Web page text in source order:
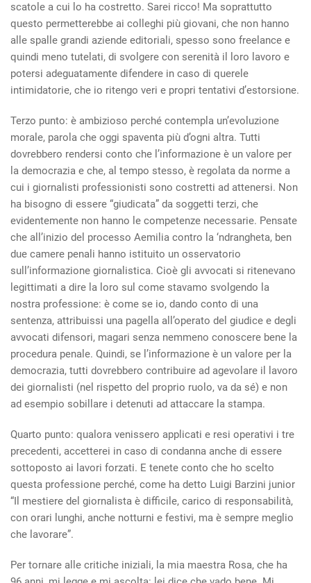
scatole a cui lo ha costretto. Sarei ricco! Ma soprattutto
questo permetterebbe ai colleghi più giovani, che non hanno
alle spalle grandi aziende editoriali, spesso sono freelance e
quindi meno tutelati, di svolgere con serenità il loro lavoro e
potersi adeguatamente difendere in caso di querele
intimidatorie, che io ritengo veri e propri tentativi d’estorsione.
Terzo punto: è ambizioso perché contempla un’evoluzione
morale, parola che oggi spaventa più d’ogni altra. Tutti
dovrebbero rendersi conto che l’informazione è un valore per
la democrazia e che, al tempo stesso, è regolata da norme a
cui i giornalisti professionisti sono costretti ad attenersi. Non
ha bisogno di essere “giudicata” da soggetti terzi, che
evidentemente non hanno le competenze necessarie. Pensate
che all’inizio del processo Aemilia contro la ‘ndrangheta, ben
due camere penali hanno istituito un osservatorio
sull’informazione giornalistica. Cioè gli avvocati si ritenevano
legittimati a dire la loro sul come stavamo svolgendo la
nostra professione: è come se io, dando conto di una
sentenza, attribuissi una pagella all’operato del giudice e degli
avvocati difensori, magari senza nemmeno conoscere bene la
procedura penale. Quindi, se l’informazione è un valore per la
democrazia, tutti dovrebbero contribuire ad agevolare il lavoro
dei giornalisti (nel rispetto del proprio ruolo, va da sé) e non
ad esempio sobillare i detenuti ad attaccare la stampa.
Quarto punto: qualora venissero applicati e resi operativi i tre
precedenti, accetterei in caso di condanna anche di essere
sottoposto ai lavori forzati. E tenete conto che ho scelto
questa professione perché, come ha detto Luigi Barzini junior
“Il mestiere del giornalista è difficile, carico di responsabilità,
con orari lunghi, anche notturni e festivi, ma è sempre meglio
che lavorare”.
Per tornare alle critiche iniziali, la mia maestra Rosa, che ha